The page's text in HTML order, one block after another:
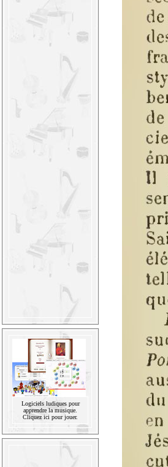
Logiciels ludiques pour
apprendre la musique.
Cliquez ici pour jouer.